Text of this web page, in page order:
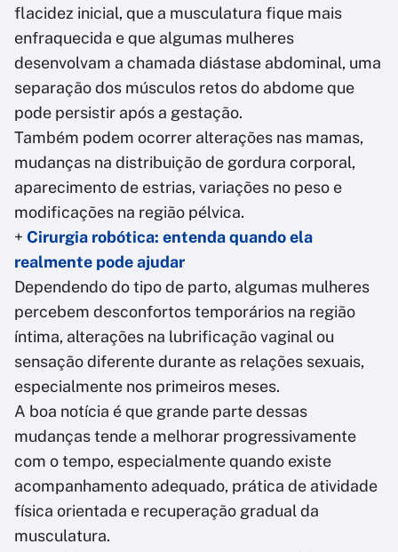
flacidez inicial, que a musculatura fique mais
enfraquecida e que algumas mulheres
desenvolvam a chamada diástase abdominal, uma
separação dos músculos retos do abdome que
pode persistir após a gestação.
Também podem ocorrer alterações nas mamas,
mudanças na distribuição de gordura corporal,
aparecimento de estrias, variações no peso e
modificações na região pélvica.
+ Cirurgia robótica: entenda quando ela
realmente pode ajudar
Dependendo do tipo de parto, algumas mulheres
percebem desconfortos temporários na região
íntima, alterações na lubrificação vaginal ou
sensação diferente durante as relações sexuais,
especialmente nos primeiros meses.
A boa notícia é que grande parte dessas
mudanças tende a melhorar progressivamente
com o tempo, especialmente quando existe
acompanhamento adequado, prática de atividade
física orientada e recuperação gradual da
musculatura.